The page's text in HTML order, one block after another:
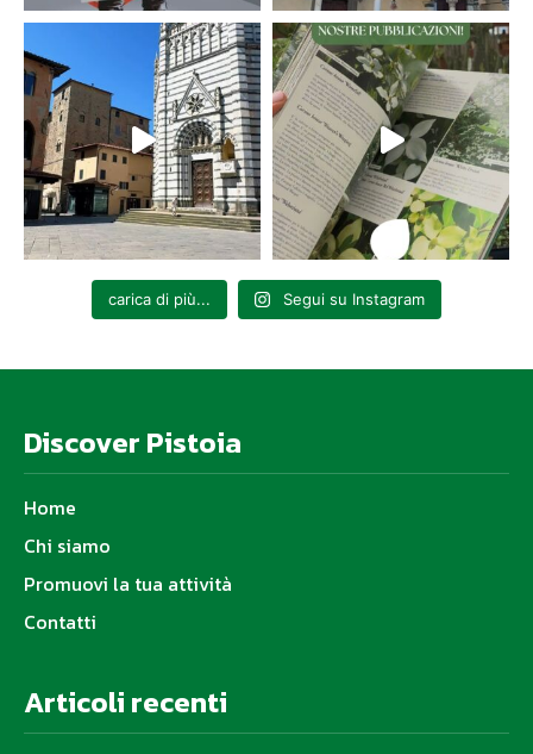
carica di più... Segui su Instagram
Discover Pistoia
Home
Chi siamo
Promuovi la tua attività
Contatti
Articoli recenti